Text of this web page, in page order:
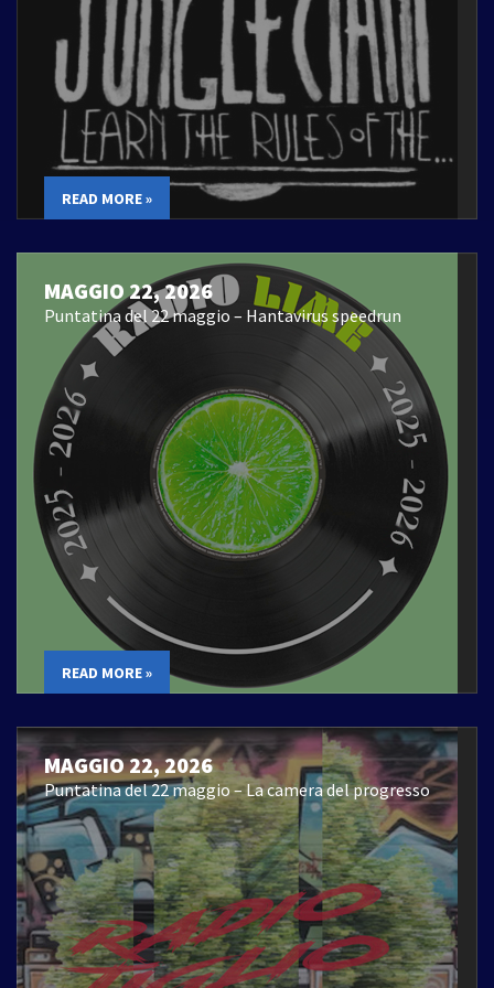
READ MORE »
MAGGIO 22, 2026
Puntatina del 22 maggio – Hantavirus speedrun
READ MORE »
MAGGIO 22, 2026
Puntatina del 22 maggio – La camera del progresso